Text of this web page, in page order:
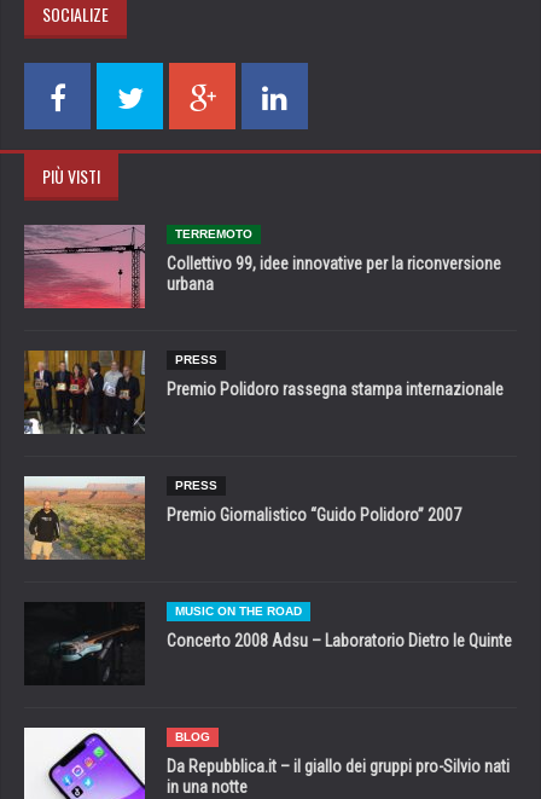
SOCIALIZE
PIÙ VISTI
TERREMOTO
Collettivo 99, idee innovative per la riconversione
urbana
PRESS
Premio Polidoro rassegna stampa internazionale
PRESS
Premio Giornalistico “Guido Polidoro” 2007
MUSIC ON THE ROAD
Concerto 2008 Adsu – Laboratorio Dietro le Quinte
BLOG
Da Repubblica.it – il giallo dei gruppi pro-Silvio nati
in una notte